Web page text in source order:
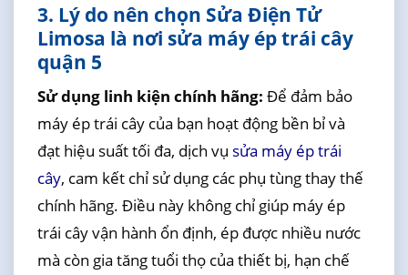
3. Lý do nên chọn Sửa Điện Tử
Limosa là nơi sửa máy ép trái cây
quận 5
Sử dụng linh kiện chính hãng: Để đảm bảo
máy ép trái cây của bạn hoạt động bền bỉ và
đạt hiệu suất tối đa, dịch vụ sửa máy ép trái
cây, cam kết chỉ sử dụng các phụ tùng thay thế
chính hãng. Điều này không chỉ giúp máy ép
trái cây vận hành ổn định, ép được nhiều nước
mà còn gia tăng tuổi thọ của thiết bị, hạn chế